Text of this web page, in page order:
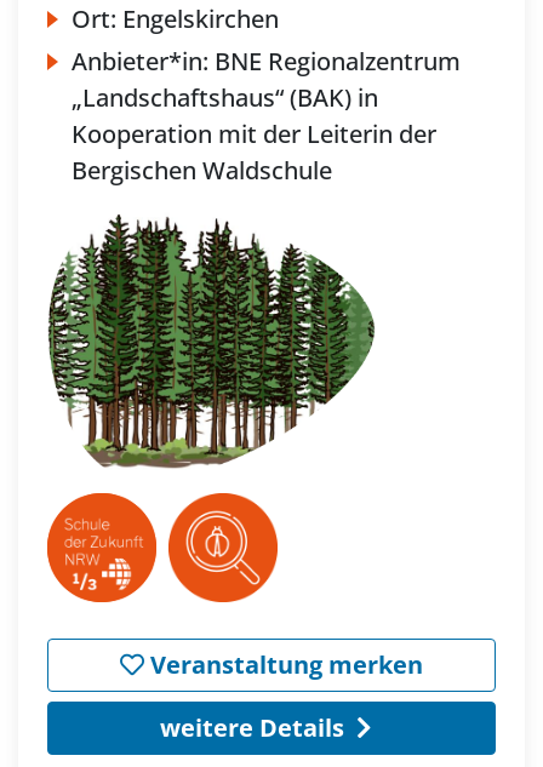
Ort: Engelskirchen
Anbieter*in: BNE Regionalzentrum
„Landschaftshaus“ (BAK) in
Kooperation mit der Leiterin der
Bergischen Waldschule
Veranstaltung merken
weitere Details